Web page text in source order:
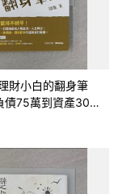
財小白的翻身筆
債75萬到資產300
走在財務自由路上_